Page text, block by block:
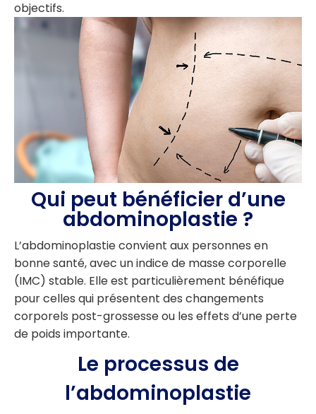
objectifs.
Qui peut bénéficier d’une
abdominoplastie ?
L’abdominoplastie convient aux personnes en
bonne santé, avec un indice de masse corporelle
(IMC) stable. Elle est particulièrement bénéfique
pour celles qui présentent des changements
corporels post-grossesse ou les effets d’une perte
de poids importante.
Le processus de
l’abdominoplastie